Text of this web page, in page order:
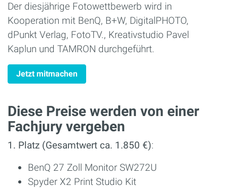
Der diesjährige Fotowettbewerb wird in
Kooperation mit BenQ, B+W, DigitalPHOTO,
dPunkt Verlag, FotoTV., Kreativstudio Pavel
Kaplun und TAMRON durchgeführt.
Jetzt mitmachen
Diese Preise werden von einer
Fachjury vergeben
1. Platz (Gesamtwert ca. 1.850 €):
BenQ 27 Zoll Monitor SW272U
Spyder X2 Print Studio Kit